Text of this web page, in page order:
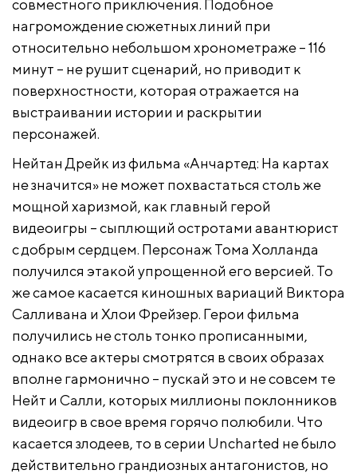
совместного приключения. Подобное
нагромождение сюжетных линий при
относительно небольшом хронометраже – 116
минут – не рушит сценарий, но приводит к
поверхностности, которая отражается на
выстраивании истории и раскрытии
персонажей.
Нейтан Дрейк из фильма «Анчартед: На картах
не значится» не может похвастаться столь же
мощной харизмой, как главный герой
видеоигры – сыплющий остротами авантюрист
с добрым сердцем. Персонаж Тома Холланда
получился этакой упрощенной его версией. То
же самое касается киношных вариаций Виктора
Салливана и Хлои Фрейзер. Герои фильма
получились не столь тонко прописанными,
однако все актеры смотрятся в своих образах
вполне гармонично – пускай это и не совсем те
Нейт и Салли, которых миллионы поклонников
видеоигр в свое время горячо полюбили. Что
касается злодеев, то в серии Uncharted не было
действительно грандиозных антагонистов, но